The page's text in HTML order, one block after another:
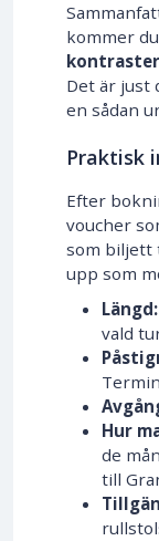
kommer
Det är just
en sådan
Praktisk
Efter
voucher
som biljett
upp som
Längd:
vald
Hur
de
till